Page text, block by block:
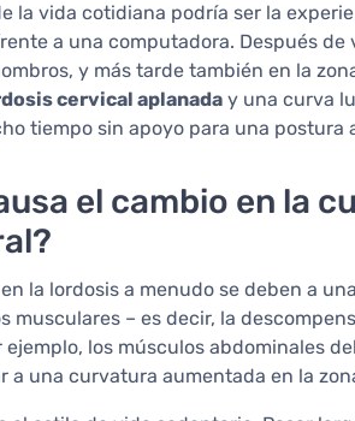
la vida cotidiana podría ser la
a una computadora. Después
y más tarde también en la
cervical aplanada y una curva
tiempo sin apoyo para una postura
el cambio en la
la lordosis a menudo se deben a
musculares – es decir, la
ejemplo, los músculos abdominales
a una curvatura aumentada en la